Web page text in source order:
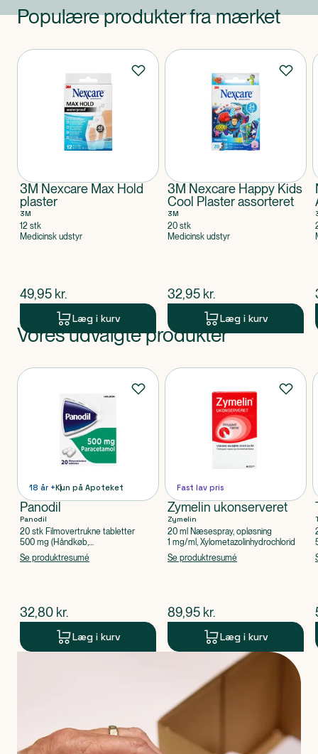
Populære produkter fra mærket
Produkter
3M Nexcare Max Hold
plaster
3M
12 stk
Medicinsk udstyr
$nuværende pris
49,95 kr.
Læg i kurv
3M Nexcare Happy Kids
Cool Plaster assorteret
3M
20 stk
Medicinsk udstyr
$nuværende pris
32,95 kr.
Læg i kurv
Produkt 1 af 0
Vores udvalgte produkter
Produkter
18 år +Kun på Apoteket
Panodil
Panodil
20 stk Filmovertrukne tabletter
500 mg (Håndkøb,
apoteksforbeholdt), Paracetamol
Se produktresumé
$nuværende pris
32,80 kr.
Læg i kurv
Fast lav pris
Zymelin ukonserveret
Zymelin
20 ml Næsespray, opløsning
1 mg/ml, Xylometazolinhydrochlorid
Se produktresumé
$nuværende pris
89,95 kr.
Læg i kurv